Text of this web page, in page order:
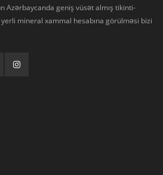
Azərbaycanda geniş vüsət almış tikinti-
mineral xammal hesabına görülməsi bizi